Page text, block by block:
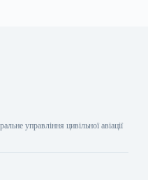
управління цивільної авіації